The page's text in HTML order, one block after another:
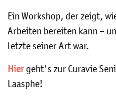
Ein Workshop, der zeigt,
Arbeiten bereiten kann –
letzte seiner Art war.
Hiergeht's zur Curavie
Laasphe!